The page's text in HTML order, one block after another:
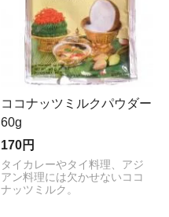
ココナッツミルクパウダー
60g
170円
タイカレーやタイ料理、アジ
アン料理には欠かせないココ
ナッツミルク。